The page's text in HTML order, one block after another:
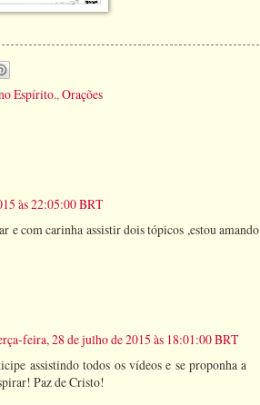
Espírito.,Orações
às 22:05:00 BRT
e com carinha assistir dois tópicos ,estou amando
feira, 28 de julho de 2015 às 18:01:00 BRT
assistindo todos os vídeos e se proponha a
Paz de Cristo!